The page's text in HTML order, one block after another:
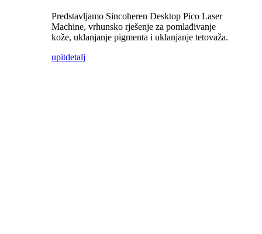
Predstavljamo Sincoheren Desktop Pico Laser
Machine, vrhunsko rješenje za pomlađivanje
kože, uklanjanje pigmenta i uklanjanje tetovaža.
upitdetalj